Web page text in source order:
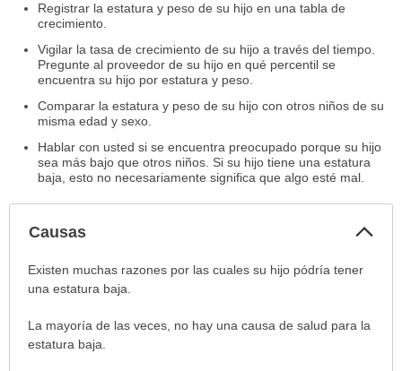
Registrar la estatura y peso de su hijo en una tabla de
crecimiento.
Vigilar la tasa de crecimiento de su hijo a través del tiempo.
Pregunte al proveedor de su hijo en qué percentil se
encuentra su hijo por estatura y peso.
Comparar la estatura y peso de su hijo con otros niños de su
misma edad y sexo.
Hablar con usted si se encuentra preocupado porque su hijo
sea más bajo que otros niños. Si su hijo tiene una estatura
baja, esto no necesariamente significa que algo esté mal.
Causas
Causas
extendido.
Existen muchas razones por las cuales su hijo pódría tener
una estatura baja.
La mayoría de las veces, no hay una causa de salud para la
estatura baja.